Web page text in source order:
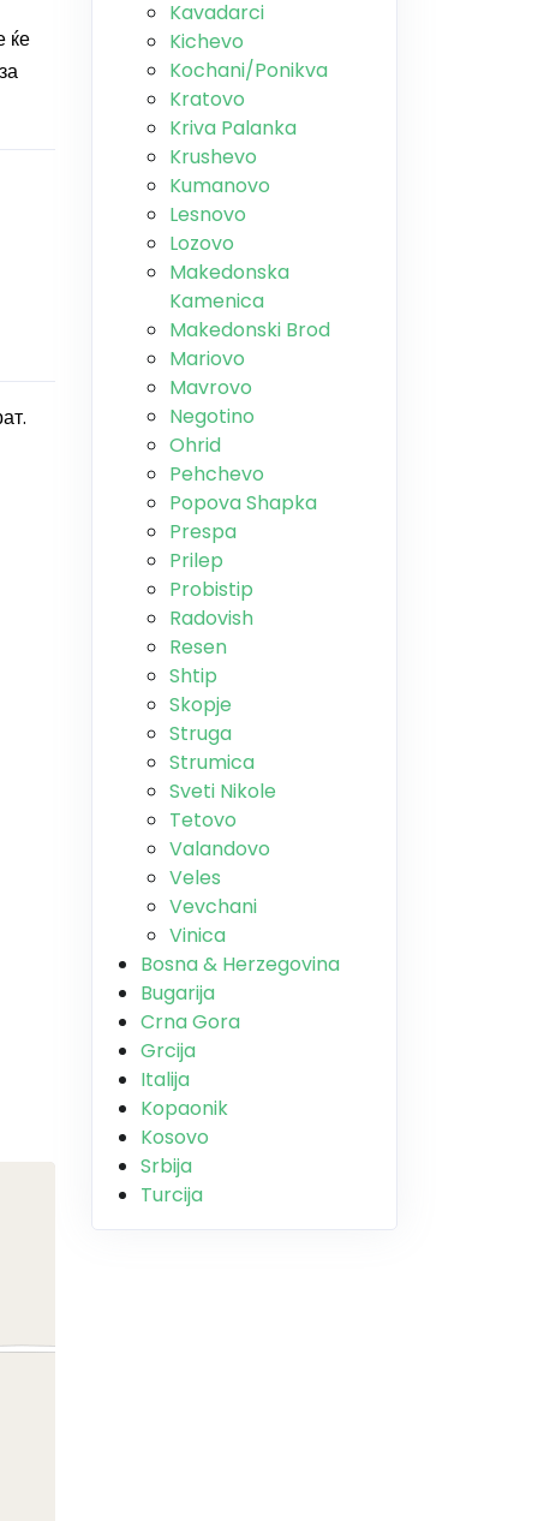
ќе
Kavadarci
Kichevo
Kochani/Ponikva
Kratovo
Kriva Palanka
Krushevo
Kumanovo
Lesnovo
Lozovo
Makedonska
Kamenica
Makedonski Brod
Mariovo
Mavrovo
Negotino
Ohrid
Pehchevo
Popova Shapka
Prespa
Prilep
Probistip
Radovish
Resen
Shtip
Skopje
Struga
Strumica
Sveti Nikole
Tetovo
Valandovo
Veles
Vevchani
Vinica
Bosna & Herzegovina
Bugarija
Crna Gora
Grcija
Italija
Kopaonik
Kosovo
Srbija
Turcija